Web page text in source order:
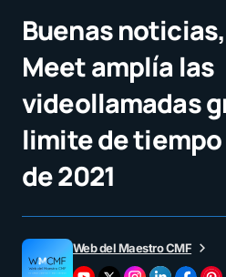
Buenas
Meet amplía las
videollamadas
limite de
de 2021
Web del Maestro CMF